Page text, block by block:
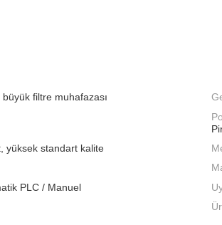
filtre muhafazası
yüksek standart kalite
PLC / Manuel